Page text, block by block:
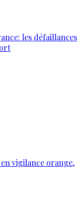
les défaillances
vigilance orange,